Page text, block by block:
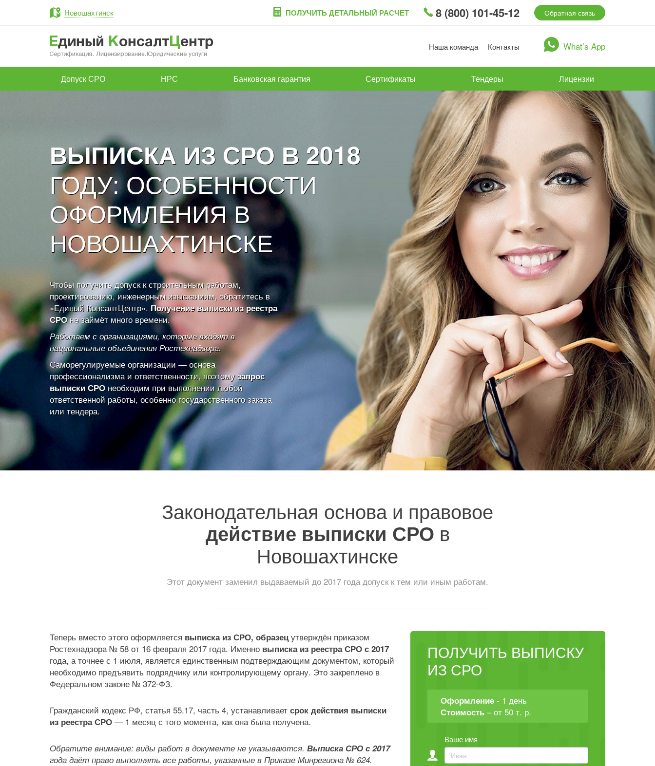
Новошахтинск ПОЛУЧИТЬ ДЕТАЛЬНЫЙ РАСЧЕТ 8 (800) 101-45-12 Обратная связь
Наша команда Контакты What’s App
Допуск СРО НРС Банковская гарантия Сертификаты Тендеры Лицензии
ВЫПИСКА ИЗ СРО В 2018
ГОДУ: ОСОБЕННОСТИ
ОФОРМЛЕНИЯ В
НОВОШАХТИНСКЕ
Чтобы получить допуск к строительным работам,
проектированию, инженерным изысканиям, обратитесь в
«Единый КонсалтЦентр». Получение выписки из реестра
СРОне займёт много времени.
Работаем с организациями, которые входят в
национальные объединения Ростехнадзора.
Саморегулируемые организации — основа
профессионализма и ответственности, поэтомузапрос
выписки СРОнеобходим при выполнении любой
ответственной работы, особенно государственного заказа
или тендера.
Законодательная основа и правовое
действие выписки СРО в
Новошахтинске
Этот документ заменил выдаваемый до 2017 года допуск к тем или иным работам.
Теперь вместо этого оформляется выписка из СРО, образецутверждён приказом
Ростехнадзора № 58 от 16 февраля 2017 года. Именно выписка из реестра СРО с 2017
года, а точнее с 1 июля, является единственным подтверждающим документом, который
необходимо предъявить подрядчику или контролирующему органу. Это закреплено в
Федеральном законе № 372-ФЗ.
Гражданский кодекс РФ, статья 55.17, часть 4, устанавливает срок действия выписки
из реестра СРО — 1 месяц с того момента, как она была получена.
Обратите внимание: виды работ в документе не указываются. Выписка СРО с 2017
года даёт право выполнять все работы, указанные в Приказе Минрегиона № 624.
ПОЛУЧИТЬ ВЫПИСКУ
ИЗ СРО
Оформление - 1 день
Стоимость – от 50 т. р.
Ваше имя